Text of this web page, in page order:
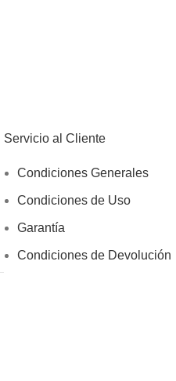
Servicio al Cliente
Condiciones Generales
Condiciones de Uso
Garantía
Condiciones de Devolución